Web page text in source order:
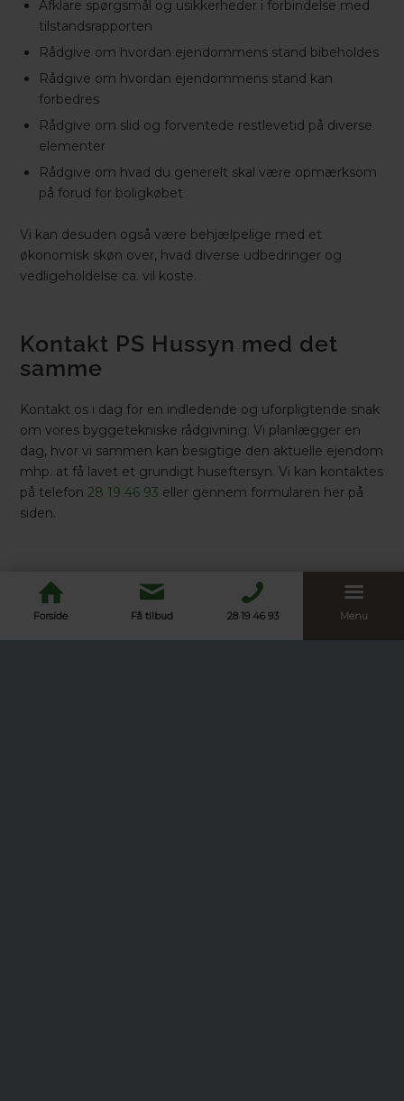
Afklare spørgsmål og usikkerheder i forbindelse med
tilstandsrapporten
Rådgive om hvordan ejendommens stand bibeholdes
Rådgive om hvordan ejendommens stand kan
forbedres
Rådgive om slid og forventede restlevetid på diverse
elementer
Rådgive om hvad du generelt skal være opmærksom
på forud for boligkøbet
Vi kan desuden også være behjælpelige med et
økonomisk skøn over, hvad diverse udbedringer og
vedligeholdelse ca. vil koste.
Kontakt PS Hussyn med det
samme
Kontakt os i dag for en indledende og uforpligtende snak
om vores byggetekniske rådgivning. Vi planlægger en
dag, hvor vi sammen kan besigtige den aktuelle ejendom
mhp. at få lavet et grundigt huseftersyn. Vi kan kontaktes
på telefon28 19 46 93 eller gennem formularen her på
siden.
Forside Få tilbud 28 19 46 93 Menu